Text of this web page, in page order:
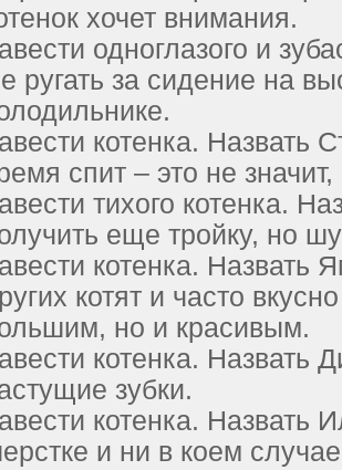
хочет внимания.
одноглазого и
ругать за сидение на
котенка. Назвать
спит – это не
тихого котенка.
еще тройку, но
котенка. Назвать
котят и часто
но и красивым.
котенка. Назвать
зубки.
котенка. Назвать
и ни в коем